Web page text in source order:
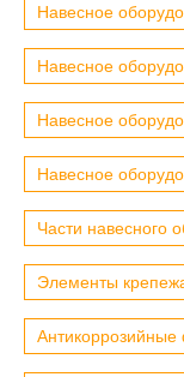
Навесное
Навесное
Навесное
Навесное
Части навесного
Элементы